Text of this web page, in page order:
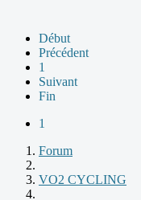
Début
Précédent
1
Suivant
Fin
1
Forum
VO2 CYCLING